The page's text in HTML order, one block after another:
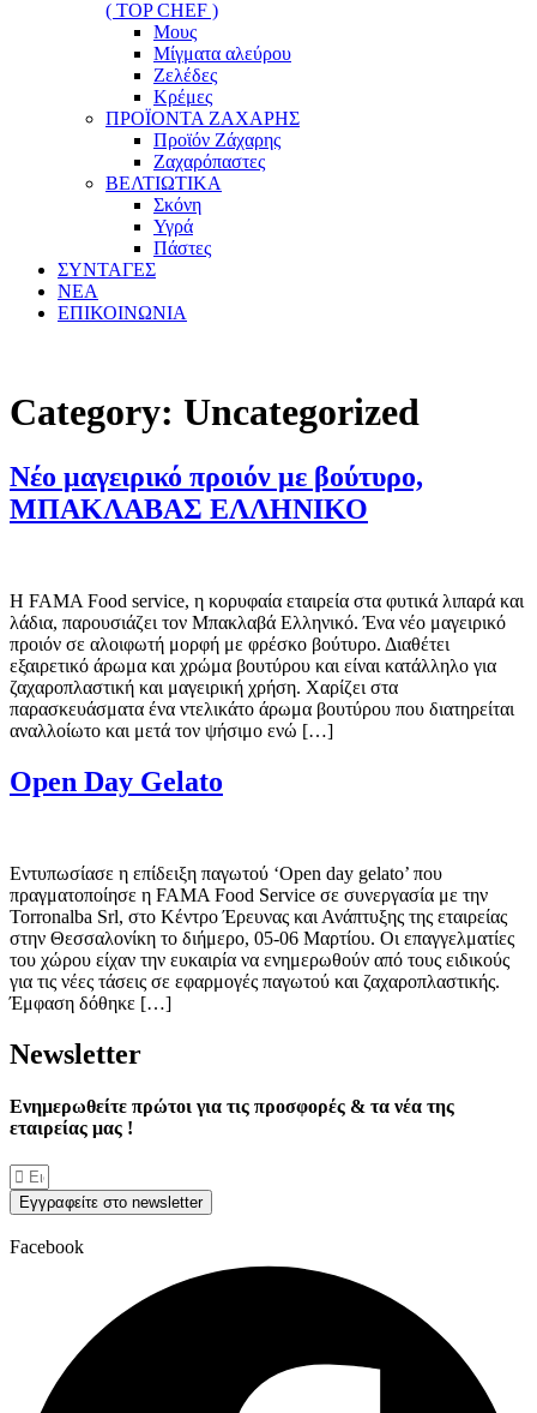
( TOP CHEF )
Μους
Μίγματα αλεύρου
Ζελέδες
Κρέμες
ΠΡΟΪΟΝΤΑ ΖΑΧΑΡΗΣ
Προϊόν Ζάχαρης
Ζαχαρόπαστες
ΒΕΛΤΙΩΤΙΚΑ
Σκόνη
Υγρά
Πάστες
ΣΥΝΤΑΓΕΣ
ΝΕΑ
ΕΠΙΚΟΙΝΩΝΙΑ
Category: Uncategorized
Νέο μαγειρικό προιόν με βούτυρο,
ΜΠΑΚΛΑΒΑΣ ΕΛΛΗΝΙΚΟ
Η FAMA Food service, η κορυφαία εταιρεία στα φυτικά λιπαρά και
λάδια, παρουσιάζει τον Μπακλαβά Ελληνικό. Ένα νέο μαγειρικό
προιόν σε αλοιφωτή μορφή με φρέσκο βούτυρο. Διαθέτει
εξαιρετικό άρωμα και χρώμα βουτύρου και είναι κατάλληλο για
ζαχαροπλαστική και μαγειρική χρήση. Χαρίζει στα
παρασκευάσματα ένα ντελικάτο άρωμα βουτύρου που διατηρείται
αναλλοίωτο και μετά τον ψήσιμο ενώ […]
Open Day Gelato
Εντυπωσίασε η επίδειξη παγωτού ‘Open day gelato’ που
πραγματοποίησε η FAMA Food Service σε συνεργασία με την
Torronalba Srl, στο Κέντρο Έρευνας και Ανάπτυξης της εταιρείας
στην Θεσσαλονίκη το διήμερο, 05-06 Μαρτίου. Οι επαγγελματίες
του χώρου είχαν την ευκαιρία να ενημερωθούν από τους ειδικούς
για τις νέες τάσεις σε εφαρμογές παγωτού και ζαχαροπλαστικής.
Έμφαση δόθηκε […]
Νewsletter
Ενημερωθείτε πρώτοι για τις προσφορές & τα νέα της
εταιρείας μας !
Εγγραφείτε στο newsletter
Facebook